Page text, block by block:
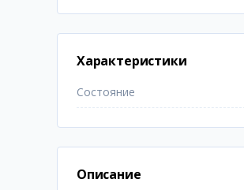
Характеристики
Состояние
Описание